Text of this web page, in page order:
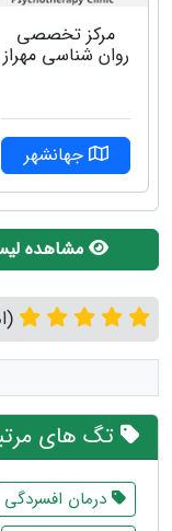
مرکز تخصصی
روان شناسی مهراز
جهانشهر
مشاهده
تگ های
درمان افسردگی